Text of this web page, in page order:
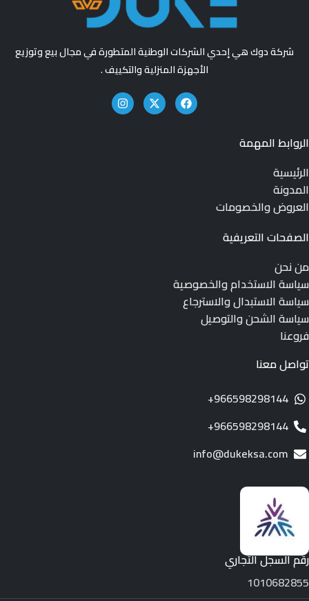
شركة دوك هي إحدي الشركات الوطنية المتطورة في مجال بيع وتوزيع
الأجهزة المنزلية والتكييف .
الروابط المهمة
الرئيسية
المدونة
العروض والخصومات
الصفحات التعريفية
من نحن
سياسة الاستخدام والخصوصية
سياسة الاستبدال والاسترجاع
سياسة الشحن والتوصيل
فروعنا
تواصل معنا
966598298144+
966598298144+
info@dukeksa.com
رقم السجل التجاري
1010682855